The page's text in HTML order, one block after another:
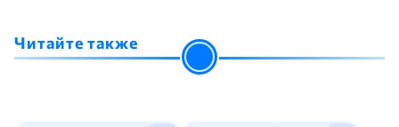
Читайте также